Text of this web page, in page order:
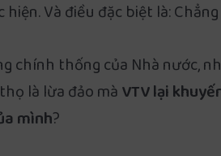
Và điều đặc biệt là:
chính thống của Nhà nước,
là lừa đảo màVTV lại
mình?